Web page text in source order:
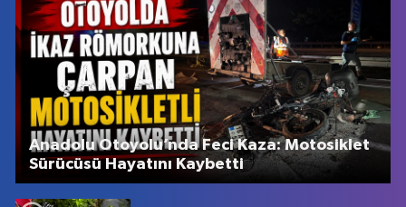
Anadolu Otoyolu’nda Feci Kaza: Motosiklet
Sürücüsü Hayatını Kaybetti